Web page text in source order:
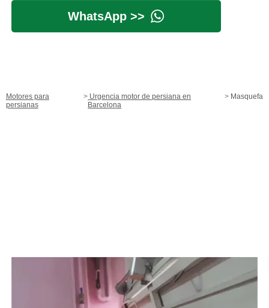
WhatsApp >>
Motores para
persianas
Urgencia motor de persiana en
Barcelona
Masquefa